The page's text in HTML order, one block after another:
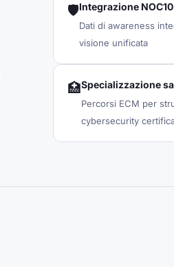
🛡️Integrazione NOC10
Dati di awareness
visione unificata
🏥Specializzazione
Percorsi ECM per
cybersecurity